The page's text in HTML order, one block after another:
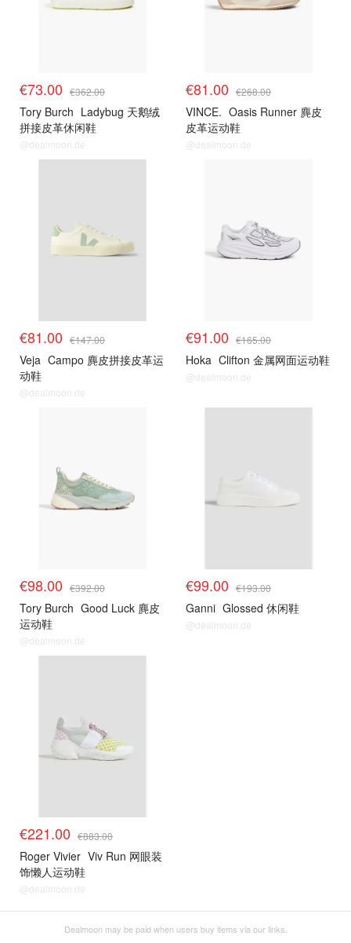
€73.00 €362.00
Tory Burch Ladybug 天鹅绒
拼接皮革休闲鞋
@dealmoon.de
€81.00 €268.00
VINCE. Oasis Runner 麂皮
皮革运动鞋
@dealmoon.de
€81.00 €147.00
Veja Campo 麂皮拼接皮革运
动鞋
@dealmoon.de
€91.00 €165.00
Hoka Clifton 金属网面运动鞋
@dealmoon.de
€98.00 €392.00
Tory Burch Good Luck 麂皮
运动鞋
@dealmoon.de
€99.00 €193.00
Ganni Glossed 休闲鞋
@dealmoon.de
€221.00 €883.00
Roger Vivier Viv Run 网眼装
饰懒人运动鞋
@dealmoon.de
Dealmoon may be paid when users buy items via our links.